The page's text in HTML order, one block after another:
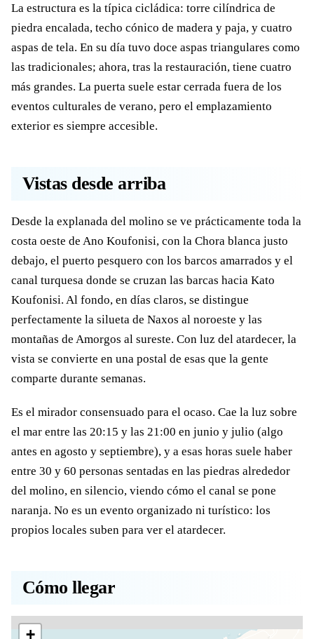
La estructura es la típica cicládica: torre cilíndrica de
piedra encalada, techo cónico de madera y paja, y cuatro
aspas de tela. En su día tuvo doce aspas triangulares como
las tradicionales; ahora, tras la restauración, tiene cuatro
más grandes. La puerta suele estar cerrada fuera de los
eventos culturales de verano, pero el emplazamiento
exterior es siempre accesible.
Vistas desde arriba
Desde la explanada del molino se ve prácticamente toda la
costa oeste de Ano Koufonisi, con la Chora blanca justo
debajo, el puerto pesquero con los barcos amarrados y el
canal turquesa donde se cruzan las barcas hacia Kato
Koufonisi. Al fondo, en días claros, se distingue
perfectamente la silueta de Naxos al noroeste y las
montañas de Amorgos al sureste. Con luz del atardecer, la
vista se convierte en una postal de esas que la gente
comparte durante semanas.
Es el mirador consensuado para el ocaso. Cae la luz sobre
el mar entre las 20:15 y las 21:00 en junio y julio (algo
antes en agosto y septiembre), y a esas horas suele haber
entre 30 y 60 personas sentadas en las piedras alrededor
del molino, en silencio, viendo cómo el canal se pone
naranja. No es un evento organizado ni turístico: los
propios locales suben para ver el atardecer.
Cómo llegar
+